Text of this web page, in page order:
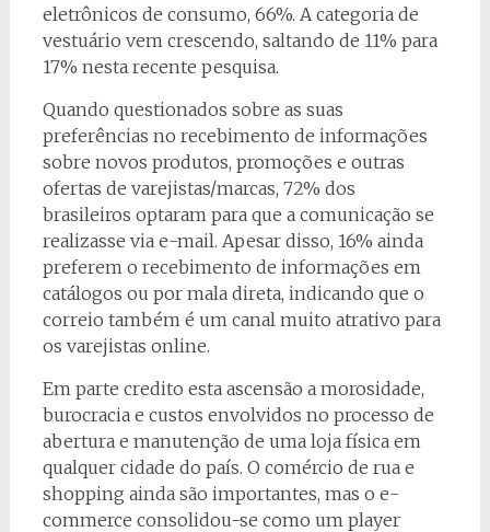
eletrônicos de consumo, 66%. A categoria de
vestuário vem crescendo, saltando de 11% para
17% nesta recente pesquisa.
Quando questionados sobre as suas
preferências no recebimento de informações
sobre novos produtos, promoções e outras
ofertas de varejistas/marcas, 72% dos
brasileiros optaram para que a comunicação se
realizasse via e-mail. Apesar disso, 16% ainda
preferem o recebimento de informações em
catálogos ou por mala direta, indicando que o
correio também é um canal muito atrativo para
os varejistas online.
Em parte credito esta ascensão a morosidade,
burocracia e custos envolvidos no processo de
abertura e manutenção de uma loja física em
qualquer cidade do país. O comércio de rua e
shopping ainda são importantes, mas o e-
commerce consolidou-se como um player